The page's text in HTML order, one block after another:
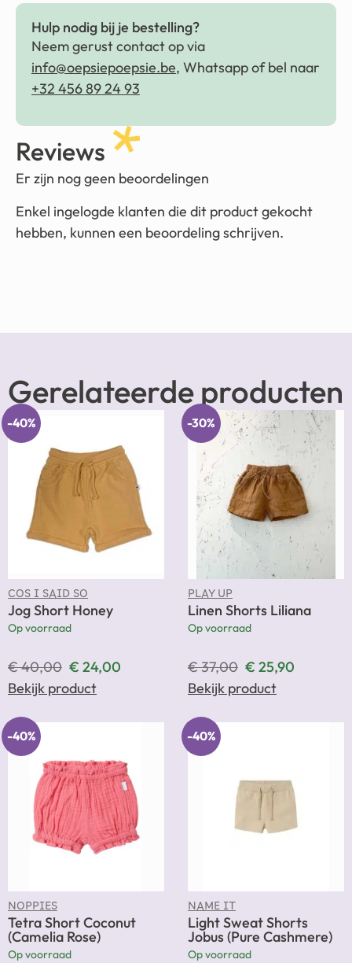
Hulp nodig bij je bestelling?
Neem gerust contact op via
info@oepsiepoepsie.be, Whatsapp of bel naar
+32 456 89 24 93
Reviews
Er zijn nog geen beoordelingen
Enkel ingelogde klanten die dit product gekocht
hebben, kunnen een beoordeling schrijven.
Gerelateerde producten
-40%
COS I SAID SO
Jog Short Honey
Op voorraad
€40,00 € 24,00
Bekijk product
-30%
PLAY UP
Linen Shorts Liliana
Op voorraad
€37,00 € 25,90
Bekijk product
-40%
NOPPIES
Tetra Short Coconut
(Camelia Rose)
Op voorraad
-40%
NAME IT
Light Sweat Shorts
Jobus (Pure Cashmere)
Op voorraad